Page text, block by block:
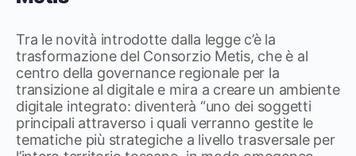
Tra le novità introdotte dalla legge c’è la
trasformazione del Consorzio Metis, che è al
centro della governance regionale per la
transizione al digitale e mira a creare un ambiente
digitale integrato: diventerà “uno dei soggetti
principali attraverso i quali verranno gestite le
tematiche più strategiche a livello trasversale per